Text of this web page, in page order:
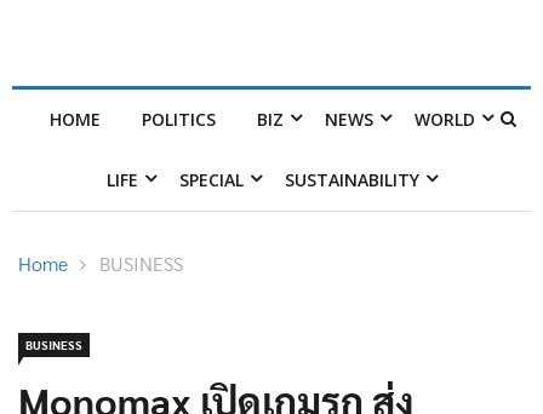
HOME POLITICS BIZ NEWS WORLD
LIFE SPECIAL SUSTAINABILITY
Home BUSINESS
BUSINESS
Monomax เปิดเกมรุก ส่ง